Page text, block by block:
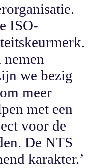
ISO-
nemen
we bezig
meer
met een
voor de
De NTS
karakter.’